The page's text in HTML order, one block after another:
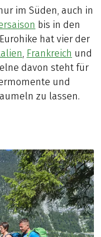
im Süden, auch in
bis in den
hat vier der
, Frankreich und
davon steht für
und
zu lassen.